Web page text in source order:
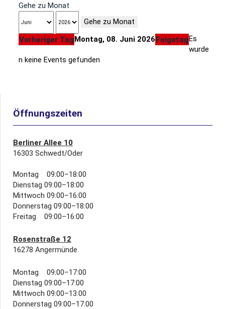
Gehe zu Monat
Gehe zu Monat
Vorheriger TagMontag, 08. Juni 2026FolgetagEs
wurde
n keine Events gefunden
Öffnungszeiten
Berliner Allee 10
16303 Schwedt/Oder
Montag 09:00–18:00
Dienstag 09:00–18:00
Mittwoch 09:00–16:00
Donnerstag 09:00–18:00
Freitag 09:00–16:00
Rosenstraße 12
16278 Angermünde
Montag 09:00–17:00
Dienstag 09:00–17:00
Mittwoch 09:00–13:00
Donnerstag 09:00–17:00